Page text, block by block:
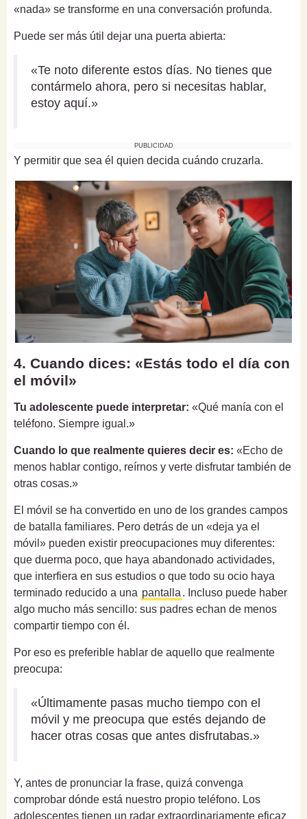
«nada» se transforme en una conversación profunda.
Puede ser más útil dejar una puerta abierta:
«Te noto diferente estos días. No tienes que
contármelo ahora, pero si necesitas hablar,
estoy aquí.»
PUBLICIDAD
Y permitir que sea él quien decida cuándo cruzarla.
4. Cuando dices: «Estás todo el día con
el móvil»
Tu adolescente puede interpretar: «Qué manía con el
teléfono. Siempre igual.»
Cuando lo que realmente quieres decir es: «Echo de
menos hablar contigo, reírnos y verte disfrutar también de
otras cosas.»
El móvil se ha convertido en uno de los grandes campos
de batalla familiares. Pero detrás de un «deja ya el
móvil» pueden existir preocupaciones muy diferentes:
que duerma poco, que haya abandonado actividades,
que interfiera en sus estudios o que todo su ocio haya
terminado reducido a una pantalla . Incluso puede haber
algo mucho más sencillo: sus padres echan de menos
compartir tiempo con él.
Por eso es preferible hablar de aquello que realmente
preocupa:
«Últimamente pasas mucho tiempo con el
móvil y me preocupa que estés dejando de
hacer otras cosas que antes disfrutabas.»
Y, antes de pronunciar la frase, quizá convenga
comprobar dónde está nuestro propio teléfono. Los
adolescentes tienen un radar extraordinariamente eficaz